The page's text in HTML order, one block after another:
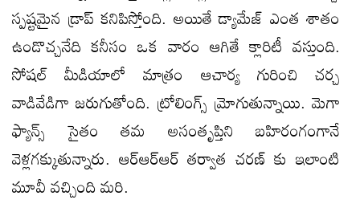
స్పష్టమైన డ్రాప్ కనిపిస్తోంది. అయితే డ్యామేజ్ ఎంత శాతం
ఉండొచ్చనేది కనీసం ఒక వారం ఆగితే క్లారిటీ వస్తుంది.
సోషల్ మీడియాలో మాత్రం ఆచార్య గురించి చర్చ
వాడివేడిగా జరుగుతోంది. ట్రోలింగ్స్ మ్రోగుతున్నాయి. మెగా
ఫ్యాన్స్ సైతం తమ అసంతృప్తిని బహిరంగంగానే
వెళ్లగక్కుతున్నారు. ఆర్ఆర్ఆర్ తర్వాత చరణ్ కు ఇలాంటి
మూవీ వచ్చింది మరి.